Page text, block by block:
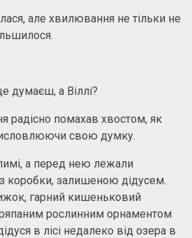
але хвилювання не тільки не
думаєш, а Віллі?
радісно помахав хвостом, як
свою думку.
а перед нею лежали
з коробки, залишеною дідусем.
гарний кишеньковий
рослинним орнаментом
в лісі недалеко від озера в